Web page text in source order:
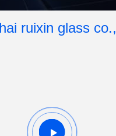
ruixin glass